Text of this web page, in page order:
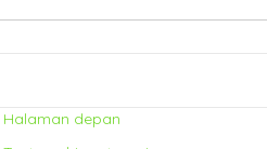
Halaman depan